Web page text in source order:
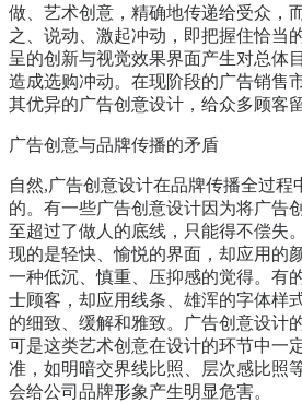
做、艺术创意，精确地传递给受众，
之、说动、激起冲动，即把握住恰当
呈的创新与视觉效果界面产生对总体
造成选购冲动。在现阶段的广告销售
其优异的广告创意设计，给众多顾客
广告创意与品牌传播的矛盾
自然,广告创意设计在品牌传播全过程
的。有一些广告创意设计因为将广告
至超过了做人的底线，只能得不偿失
现的是轻快、愉悦的界面，却应用的
一种低沉、慎重、压抑感的觉得。有
士顾客，却应用线条、雄浑的字体样
的细致、缓解和雅致。广告创意设计
可是这类艺术创意在设计的环节中一
准，如明暗交界线比照、层次感比照
会给公司品牌形象产生明显危害。